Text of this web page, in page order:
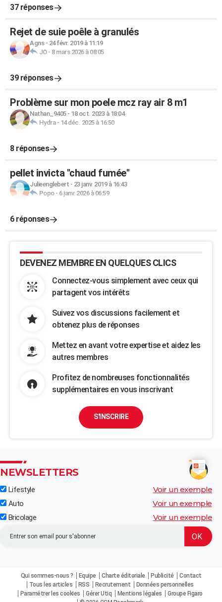
37 réponses
Rejet de suie poêle à granulés
Agns- 24 févr. 2019 à 11:19
JO- 8 mars 2026 à 08:05
39 réponses
Problème sur mon poele mcz ray air 8 m1
Nathan_9405- 18 oct. 2023 à 18:04
Hydra- 14 déc. 2025 à 16:50
8 réponses
pellet invicta "chaud fumée"
Julieenglebert - 23 janv. 2019 à 16:43
Popo- 6 janv. 2026 à 06:59
6 réponses
DEVENEZ MEMBRE EN QUELQUES CLICS
Connectez-vous simplement avec ceux qui
partagent vos intérêts
Suivez vos discussions facilement et
obtenez plus de réponses
Mettez en avant votre expertise et aidez les
autres membres
Profitez de nombreuses fonctionnalités
supplémentaires en vous inscrivant
S'INSCRIRE
NEWSLETTERS
Lifestyle Voir un exemple
Auto Voir un exemple
Bricolage Voir un exemple
Qui sommes-nous ? Equipe Charte éditoriale Publicité
Contact
Tous les articles
RSS Recrutement
Données personnelles
Paramétrer les cookies
Gérer Utiq Mentions légales
Groupe Figaro